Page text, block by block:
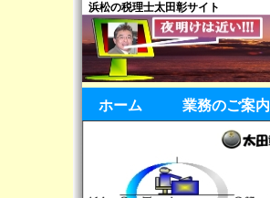
浜松の税理士太田彰サイト
ホーム 業務のご案内